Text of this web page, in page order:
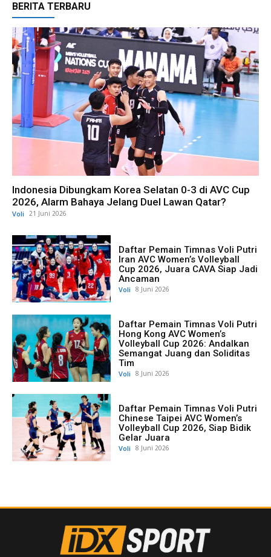
BERITA TERBARU
Indonesia Dibungkam Korea Selatan 0-3 di AVC Cup
2026, Alarm Bahaya Jelang Duel Lawan Qatar?
Voli 21 Juni 2026
Daftar Pemain Timnas Voli Putri
Iran AVC Women’s Volleyball
Cup 2026, Juara CAVA Siap Jadi
Ancaman
Voli 8 Juni 2026
Daftar Pemain Timnas Voli Putri
Hong Kong AVC Women’s
Volleyball Cup 2026: Andalkan
Semangat Juang dan Soliditas
Tim
Voli 8 Juni 2026
Daftar Pemain Timnas Voli Putri
Chinese Taipei AVC Women’s
Volleyball Cup 2026, Siap Bidik
Gelar Juara
Voli 8 Juni 2026